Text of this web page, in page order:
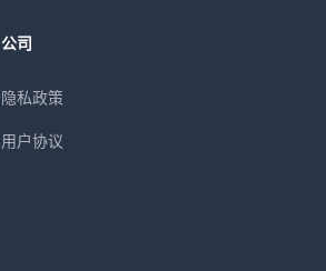
公司
隐私政策
用户协议